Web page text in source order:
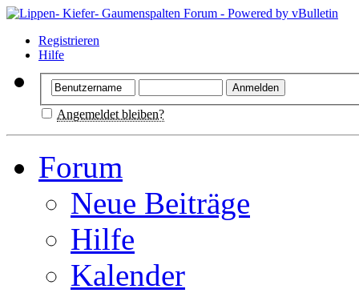
Registrieren
Hilfe
Angemeldet bleiben?
Forum
Neue Beiträge
Hilfe
Kalender